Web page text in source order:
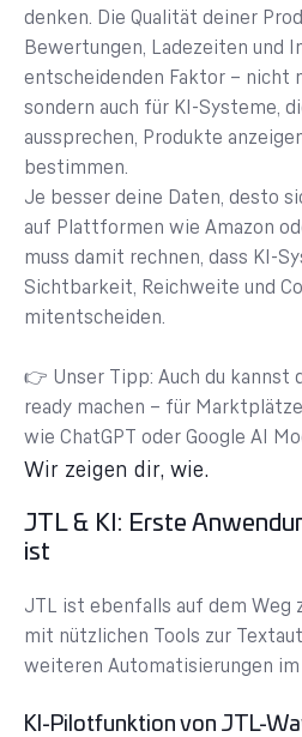
denken. Die Qualität deiner
Bewertungen, Ladezeiten und
entscheidenden Faktor – nicht
sondern auch für KI-Systeme,
aussprechen, Produkte
bestimmen.
Je besser deine Daten, desto
auf Plattformen wie Amazon
muss damit rechnen, dass KI-
Sichtbarkeit, Reichweite und
mitentscheiden.
👉 Unser Tipp: Auch du kannst
ready machen – für
wie ChatGPT oder Google AI
Wir zeigen dir, wie.
JTL & KI: Erste
ist
JTL ist ebenfalls auf dem Weg
mit nützlichen Tools zur
weiteren Automatisierungen im
KI-Pilotfunktion von JTL-